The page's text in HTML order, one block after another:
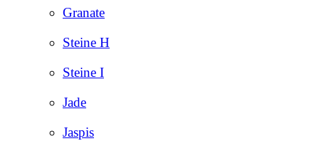
Granate
Steine H
Steine I
Jade
Jaspis